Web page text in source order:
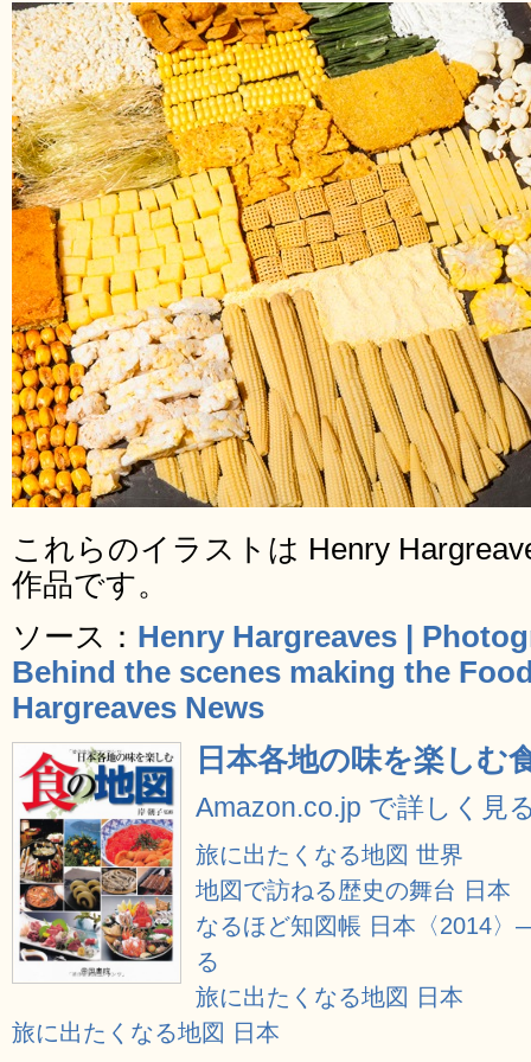
これらのイラストは Henry
作品です。
ソース： Henry Hargreaves |
Behind the scenes making the
Hargreaves News
日本各地の味を楽しむ
Amazon.co.jp で詳しく見
旅に出たくなる地図 世界
地図で訪ねる歴史の舞台 日本
なるほど知図帳 日本〈2014
る
旅に出たくなる地図 日本
旅に出たくなる地図 日本